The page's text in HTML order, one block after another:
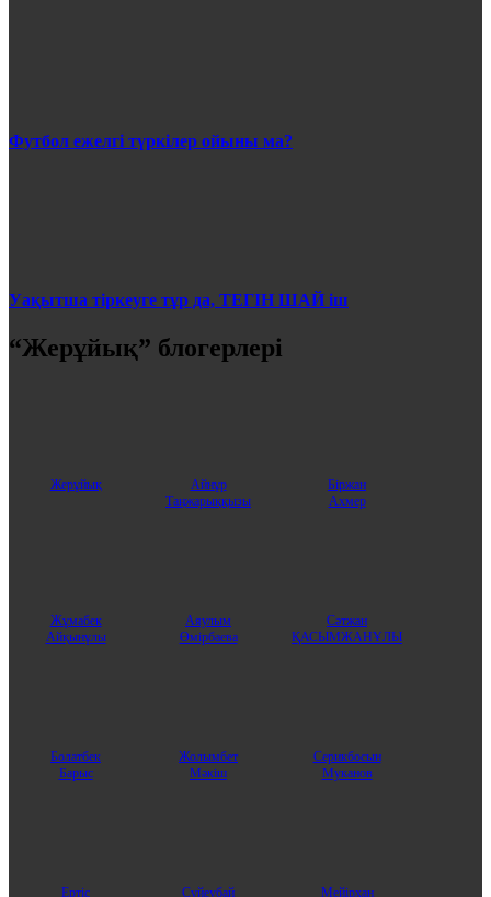
Футбол ежелгі түркілер ойыны ма?
Уақытша тіркеуге тұр да, ТЕГІН ШАЙ іш
“Жерұйық” блогерлері
Жерұйық
Айнұр
Таңжарыққызы
Бiржан
Ахмер
Жұмабек
Айқынұлы
Аяулым
Өмірбаева
Сәтжан
ҚАСЫМЖАНҰЛЫ
Болатбек
Барыс
Жолымбет
Мәкіш
Серикбосын
Муканов
Ертіс Сүйеубай Мейірхан